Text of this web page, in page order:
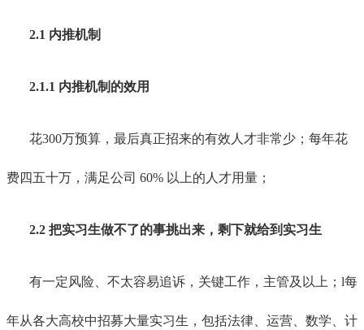
2.1 内推机制
2.1.1 内推机制的效用
花300万预算，最后真正招来的有效人才非常少；每年花
费四五十万，满足公司 60% 以上的人才用量；
2.2 把实习生做不了的事挑出来，剩下就给到实习生
有一定风险、不太容易追诉，关键工作，主管及以上；l每
年从各大高校中招募大量实习生，包括法律、运营、数学、计